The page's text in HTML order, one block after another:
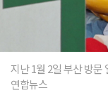
지난 1월 2일 부산 방문
연합뉴스